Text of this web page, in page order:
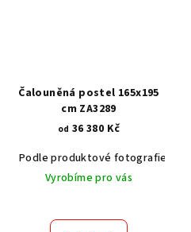
Čalouněná postel 165x195
cm ZA3289
od 36 380 Kč
Podle produktové fotografie
Vyrobíme pro vás